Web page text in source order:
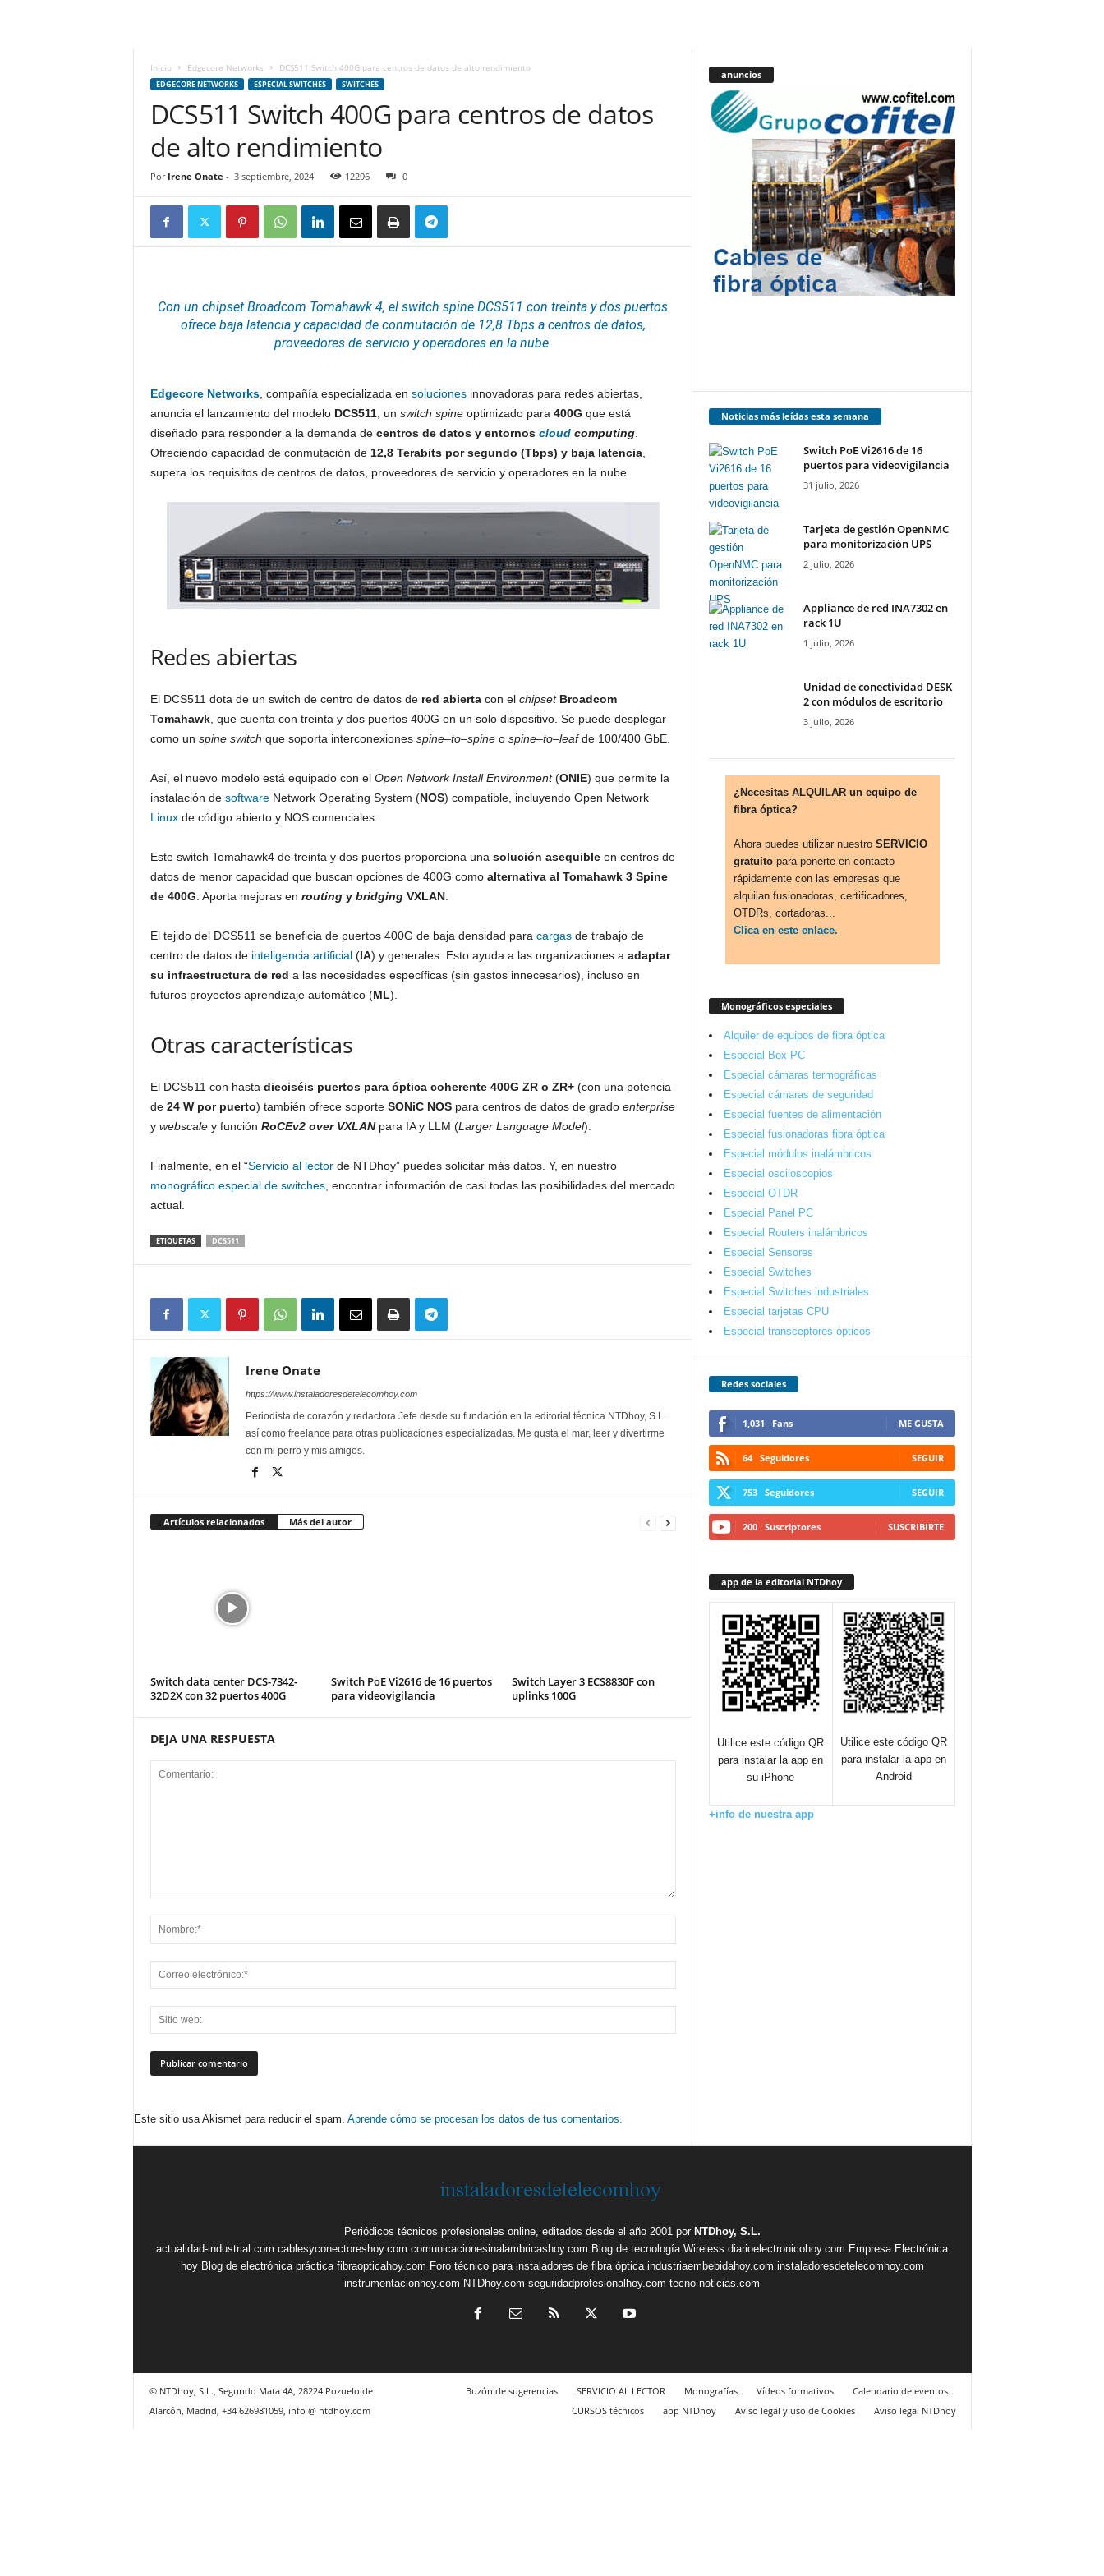
o
Inicio Edgecore Networks DCS511 Switch 400G para centros de datos de alto rendimiento
EDGECORE NETWORKS ESPECIAL SWITCHES SWITCHES
DCS511 Switch 400G para centros de datos
de alto rendimiento
Por Irene Onate - 3 septiembre, 2024 12296 0
Con un chipset Broadcom Tomahawk 4, el switch spine DCS511 con treinta y dos puertos
ofrece baja latencia y capacidad de conmutación de 12,8 Tbps a centros de datos,
proveedores de servicio y operadores en la nube.
Edgecore Networks, compañía especializada en solucionesinnovadoras para redes abiertas,
anuncia el lanzamiento del modelo DCS511, un switch spineoptimizado para 400G que está
diseñado para responder a la demanda de centros de datos y entornos cloudcomputing.
Ofreciendo capacidad de conmutación de 12,8 Terabits por segundo (Tbps) y baja latencia,
supera los requisitos de centros de datos, proveedores de servicio y operadores en la nube.
Redes abiertas
El DCS511 dota de un switch de centro de datos de red abiertacon el chipset Broadcom
Tomahawk, que cuenta con treinta y dos puertos 400G en un solo dispositivo. Se puede desplegar
como un spine switch que soporta interconexiones spine–to–spineo spine–to–leafde 100/400 GbE.
Así, el nuevo modelo está equipado con el Open Network Install Environment(ONIE) que permite la
instalación de softwareNetwork Operating System (NOS) compatible, incluyendo Open Network
Linuxde código abierto y NOS comerciales.
Este switch Tomahawk4 de treinta y dos puertos proporciona una solución asequibleen centros de
datos de menor capacidad que buscan opciones de 400G como alternativa al Tomahawk 3 Spine
de 400G . Aporta mejoras en routingy bridgingVXLAN.
El tejido del DCS511 se beneficia de puertos 400G de baja densidad para cargasde trabajo de
centro de datos de inteligencia artificial(IA) y generales. Esto ayuda a las organizaciones a adaptar
su infraestructura de red a las necesidades específicas (sin gastos innecesarios), incluso en
futuros proyectos aprendizaje automático (ML).
Otras características
El DCS511 con hasta dieciséis puertos para óptica coherente 400G ZR o ZR+(con una potencia
de 24 W por puerto) también ofrece soporte SONiC NOSpara centros de datos de grado enterprise
y webscale y función RoCEv2 over VXLANpara IA y LLM (Larger Language Model).
Finalmente, en el “Servicio al lectorde NTDhoy” puedes solicitar más datos. Y, en nuestro
monográfico especial de switches, encontrar información de casi todas las posibilidades del mercado
actual.
ETIQUETAS DCS511
Irene Onate
https://www.instaladoresdetelecomhoy.com
Periodista de corazón y redactora Jefe desde su fundación en la editorial técnica NTDhoy, S.L.
así como freelance para otras publicaciones especializadas. Me gusta el mar, leer y divertirme
con mi perro y mis amigos.
Artículos relacionados Más del autor
Switch data center DCS-7342-
32D2X con 32 puertos 400G
Switch PoE Vi2616 de 16 puertos
para videovigilancia
Switch Layer 3 ECS8830F con
uplinks 100G
DEJA UNA RESPUESTA
Este sitio usa Akismet para reducir el spam. Aprende cómo se procesan los datos de tus comentarios.
anuncios
Noticias más leídas esta semana
Switch PoE Vi2616 de 16
puertos para videovigilancia
31 julio, 2026
Tarjeta de gestión OpenNMC
para monitorización UPS
2 julio, 2026
Appliance de red INA7302 en
rack 1U
1 julio, 2026
Unidad de conectividad DESK
2 con módulos de escritorio
3 julio, 2026
¿Necesitas ALQUILAR un equipo de
fibra óptica?
Ahora puedes utilizar nuestro SERVICIO
gratuitopara ponerte en contacto
rápidamente con las empresas que
alquilan fusionadoras, certificadores,
OTDRs, cortadoras...
Clica en este enlace.
Monográficos especiales
Alquiler de equipos de fibra óptica
Especial Box PC
Especial cámaras termográficas
Especial cámaras de seguridad
Especial fuentes de alimentación
Especial fusionadoras fibra óptica
Especial módulos inalámbricos
Especial osciloscopios
Especial OTDR
Especial Panel PC
Especial Routers inalámbricos
Especial Sensores
Especial Switches
Especial Switches industriales
Especial tarjetas CPU
Especial transceptores ópticos
Redes sociales
1,031 Fans ME GUSTA
64 Seguidores SEGUIR
753 Seguidores SEGUIR
200 Suscriptores SUSCRIBIRTE
app de la editorial NTDhoy
Utilice este código QR
para instalar la app en
su iPhone
Utilice este código QR
para instalar la app en
Android
+info de nuestra app
Periódicos técnicos profesionales online, editados desde el año 2001 por NTDhoy, S.L.
actualidad-industrial.com cablesyconectoreshoy.com comunicacionesinalambricashoy.com Blog de tecnología Wireless diarioelectronicohoy.com Empresa Electrónica
hoy Blog de electrónica práctica fibraopticahoy.com Foro técnico para instaladores de fibra óptica industriaembebidahoy.com instaladoresdetelecomhoy.com
instrumentacionhoy.com NTDhoy.com seguridadprofesionalhoy.com tecno-noticias.com
Buzón de sugerencias SERVICIO AL LECTOR Monografías Vídeos formativos
Calendario de eventos
CURSOS técnicos
app NTDhoy Aviso legal y uso de Cookies Aviso legal NTDhoy
© NTDhoy, S.L., Segundo Mata 4A, 28224 Pozuelo de
Alarcón, Madrid, +34 626981059, info @ ntdhoy.com